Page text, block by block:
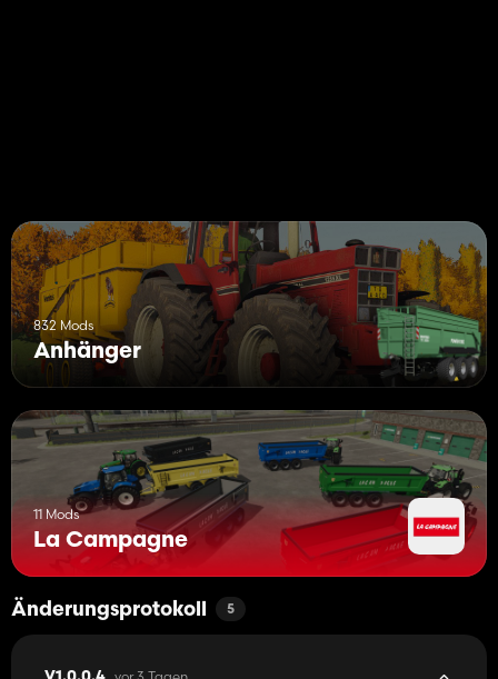
832 Mods
Anhänger
11 Mods
La Campagne
Änderungsprotokoll 5